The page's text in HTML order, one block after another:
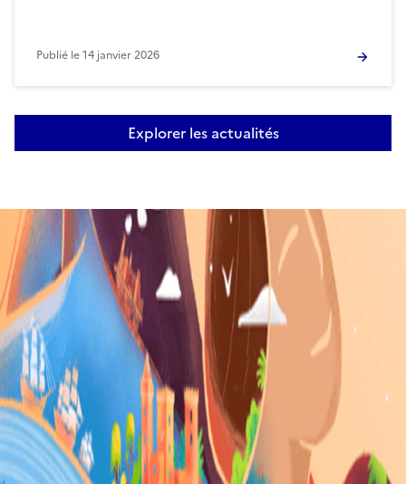
Publié le14 janvier 2026
Explorer les actualités